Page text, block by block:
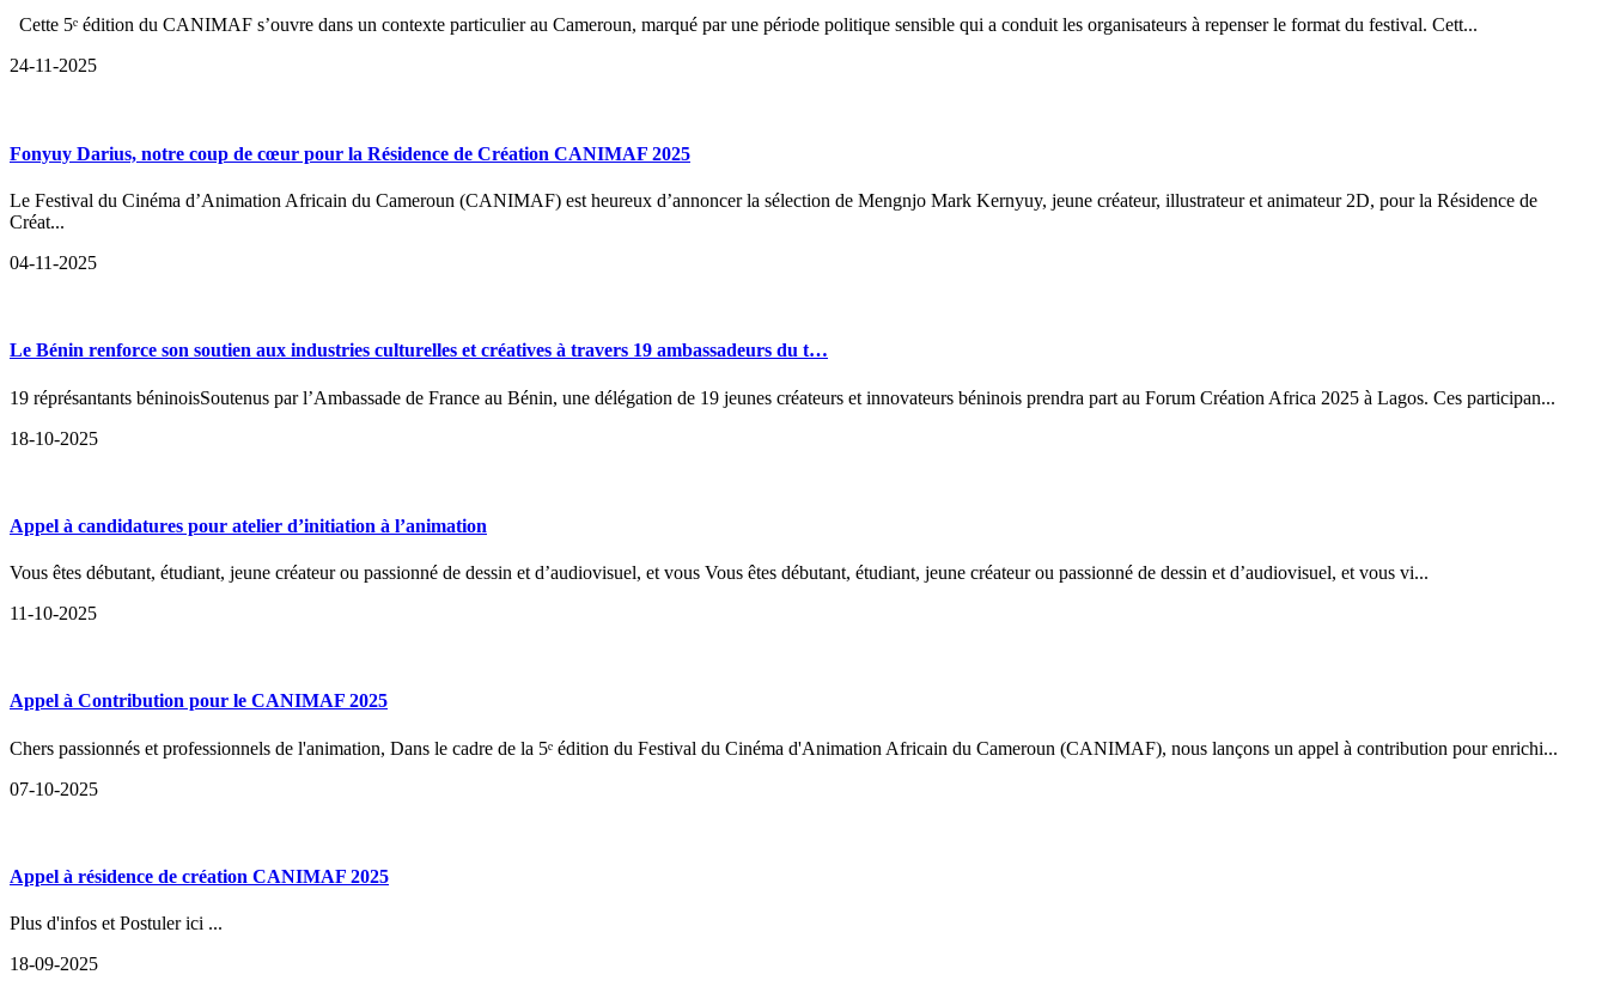
Cette 5ᵉ édition du CANIMAF s’ouvre dans un contexte particulier au Cameroun, marqué par une période politique sensible qui a conduit les organisateurs à repenser le format du festival. Cett...
24-11-2025
Fonyuy Darius, notre coup de cœur pour la Résidence de Création CANIMAF 2025
Le Festival du Cinéma d’Animation Africain du Cameroun (CANIMAF) est heureux d’annoncer la sélection de Mengnjo Mark Kernyuy, jeune créateur, illustrateur et animateur 2D, pour la Résidence de
Créat...
04-11-2025
Le Bénin renforce son soutien aux industries culturelles et créatives à travers 19 ambassadeurs du t…
19 réprésantants béninoisSoutenus par l’Ambassade de France au Bénin, une délégation de 19 jeunes créateurs et innovateurs béninois prendra part au Forum Création Africa 2025 à Lagos. Ces participan...
18-10-2025
Appel à candidatures pour atelier d’initiation à l’animation
Vous êtes débutant, étudiant, jeune créateur ou passionné de dessin et d’audiovisuel, et vous Vous êtes débutant, étudiant, jeune créateur ou passionné de dessin et d’audiovisuel, et vous vi...
11-10-2025
Appel à Contribution pour le CANIMAF 2025
Chers passionnés et professionnels de l'animation, Dans le cadre de la 5ᵉ édition du Festival du Cinéma d'Animation Africain du Cameroun (CANIMAF), nous lançons un appel à contribution pour enrichi...
07-10-2025
Appel à résidence de création CANIMAF 2025
Plus d'infos et Postuler ici ...
18-09-2025